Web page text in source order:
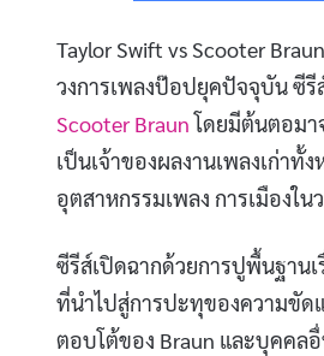
Taylor Swift vs Scooter
วงการเพลงป๊อปยุคปัจจุบัน ซีรี
Scooter Braunโดยมีต้นตอมา
เป็นเจ้าของผลงานเพลงเก่าทั้
อุตสาหกรรมเพลง การเมือง
ซีรีส์เปิดฉากด้วยการปูพื้นฐาน
ที่นำไปสู่การปะทุของความขัดแ
ตอบโต้ของ Braun และบุคคล